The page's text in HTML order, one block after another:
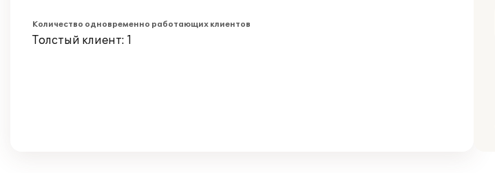
Количество одновременно работающих клиентов
Толстый клиент: 1